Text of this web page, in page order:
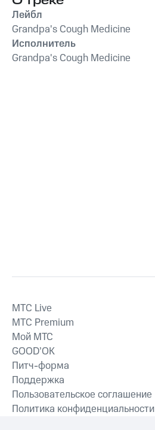
Лейбл
Grandpa's Cough Medicine
Исполнитель
Grandpa's Cough Medicine
MTС Live
MTС Premium
Мой МТС
GOOD’OK
Питч-форма
Поддержка
Пользовательское соглашение
Политика конфиденциальности